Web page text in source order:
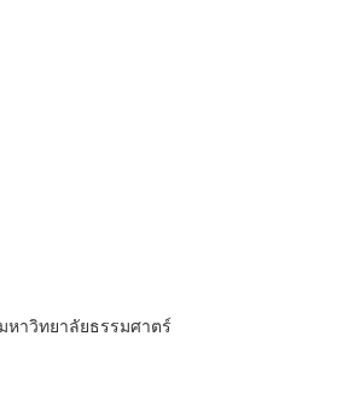
าวิทยาลัยธรรมศาตร์